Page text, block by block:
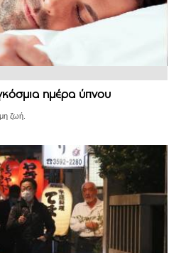
ημέρα ύπνου
ζωή.